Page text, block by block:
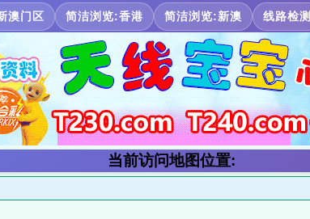
澳门区 简洁浏览:香港 简洁浏览:新澳 线路检测
当前访问地图位置: